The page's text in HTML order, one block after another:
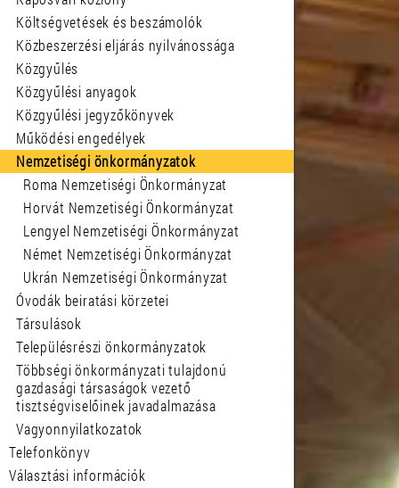
Költségvetések és beszámolók
Közbeszerzési eljárás nyilvánossága
Közgyűlés
Közgyűlési anyagok
Közgyűlési jegyzőkönyvek
Működési engedélyek
Nemzetiségi önkormányzatok
Roma Nemzetiségi Önkormányzat
Horvát Nemzetiségi Önkormányzat
Lengyel Nemzetiségi Önkormányzat
Német Nemzetiségi Önkormányzat
Ukrán Nemzetiségi Önkormányzat
Óvodák beiratási körzetei
Társulások
Településrészi önkormányzatok
Többségi önkormányzati tulajdonú
gazdasági társaságok vezető
tisztségviselőinek javadalmazása
Vagyonnyilatkozatok
Telefonkönyv
Választási információk